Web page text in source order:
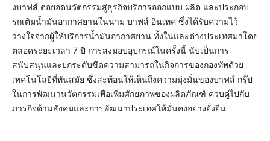
งบาฟส์ ต่อยอดนวัตกรรมสู่ธุรกิจบริการออกแบบ ผลิต และประกอบ
รถเติมน้ำมันอากาศยานในนาม บาฟส์ อินเทค ซึ่งได้รับความไว้
วางใจจากผู้ให้บริการน้ำมันอากาศยาน ทั้งในและต่างประเทศมาโดย
ตลอดระยะเวลา 7 ปี การส่งมอบอุปกรณ์ในครั้งนี้ นับเป็นการ
สนับสนุนและยกระดับขีดความสามารถในกิจการของกองทัพด้วย
เทคโนโลยีที่ทันสมัย ซึ่งสะท้อนให้เห็นถึงความมุ่งมั่นของบาฟส์ กรุ๊ป
ในการพัฒนานวัตกรรมเพื่อเพิ่มศักยภาพของผลิตภัณฑ์ ควบคู่ไปกับ
ภารกิจด้านสังคมและการพัฒนาประเทศให้มั่นคงอย่างยั่งยืน